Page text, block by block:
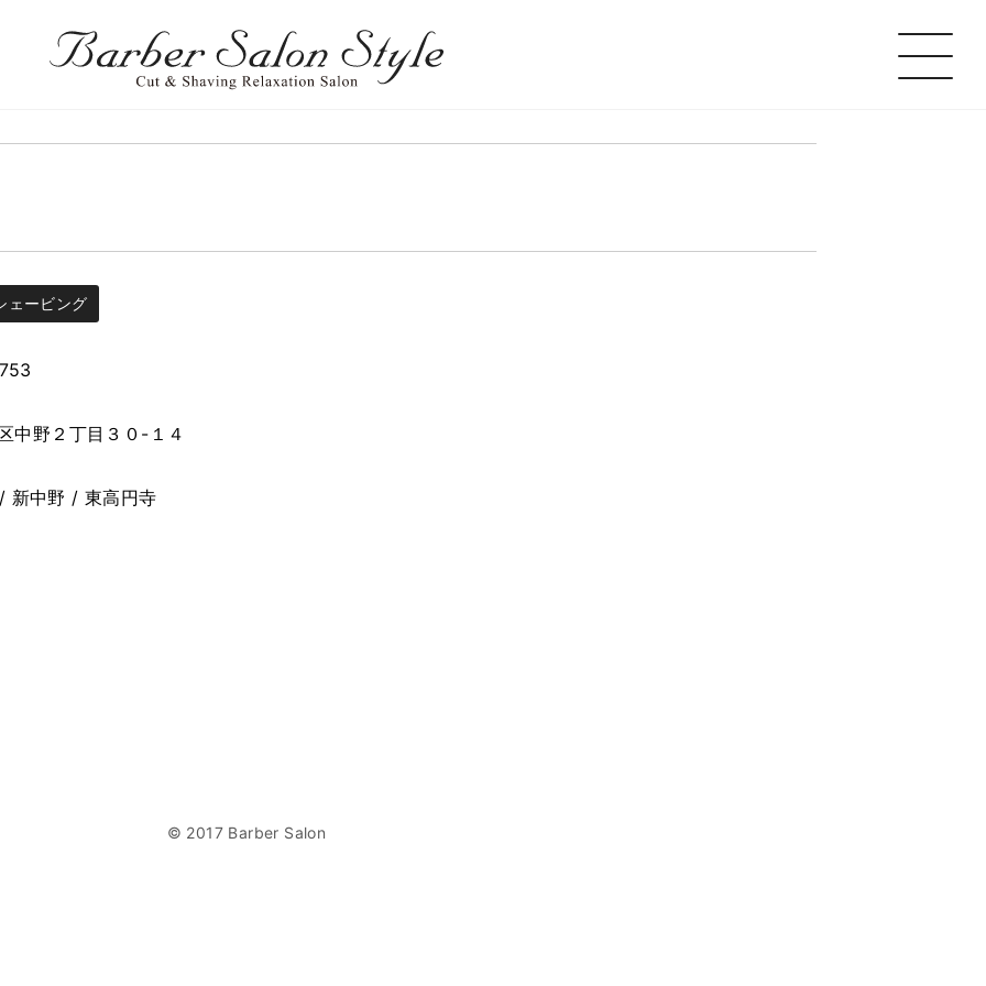
ェービング
中野２丁目３０-１４
新中野 / 東高円寺
© 2017 Barber Salon